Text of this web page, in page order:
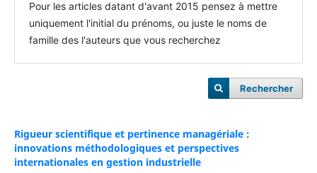
Pour les articles datant d'avant 2015 pensez à mettre
uniquement l'initial du prénoms, ou juste le noms de
famille des l'auteurs que vous recherchez
Rechercher
Rigueur scientifique et pertinence managériale :
innovations méthodologiques et perspectives
internationales en gestion industrielle